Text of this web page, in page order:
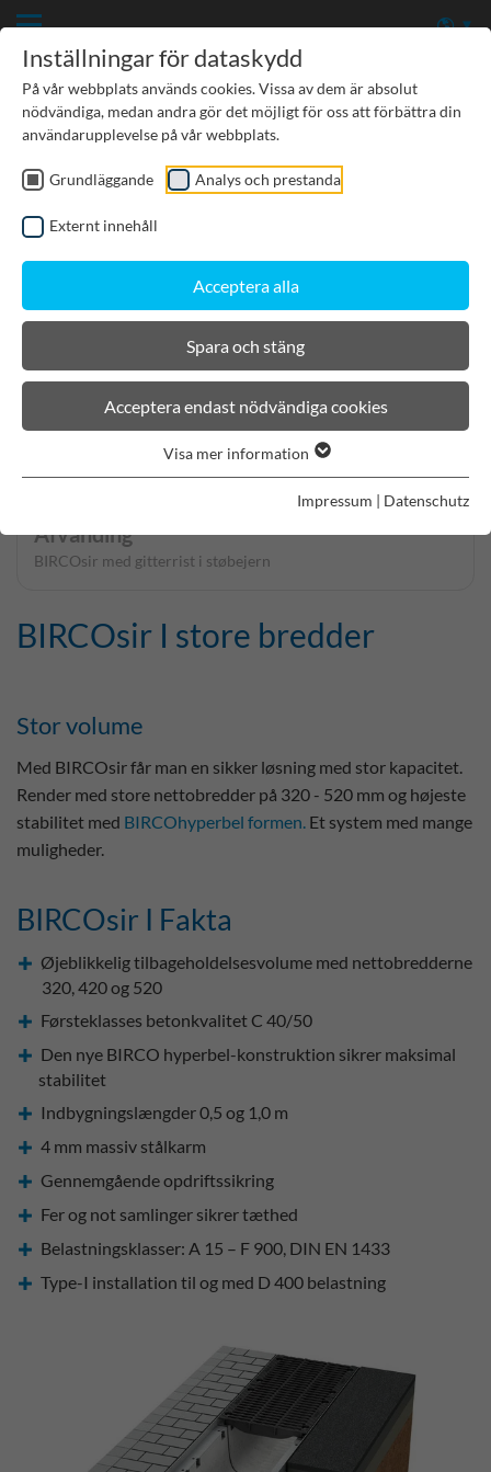
MENU
Afvanding
BIRCOsir med gitterrist i støbejern
BIRCOsir I store bredder
Stor volume
Med BIRCOsir får man en sikker løsning med stor kapacitet.
Render med store nettobredder på 320 - 520 mm og højeste
stabilitet med BIRCOhyperbel formen. Et system med mange
muligheder.
BIRCOsir I Fakta
Øjeblikkelig tilbageholdelsesvolume med nettobredderne
320, 420 og 520
Førsteklasses betonkvalitet C 40/50
Den nye BIRCO hyperbel-konstruktion sikrer maksimal
stabilitet
Indbygningslængder 0,5 og 1,0 m
4 mm massiv stålkarm
Gennemgående opdriftssikring
Fer og not samlinger sikrer tæthed
Belastningsklasser: A 15 – F 900, DIN EN 1433
Type-I installation til og med D 400 belastning
Inställningar för dataskydd
På vår webbplats används cookies. Vissa av dem är absolut
nödvändiga, medan andra gör det möjligt för oss att förbättra din
användarupplevelse på vår webbplats.
Grundläggande Analys och prestanda
Externt innehåll
Acceptera alla
Spara och stäng
Acceptera endast nödvändiga cookies
Visa mer information
Impressum | Datenschutz